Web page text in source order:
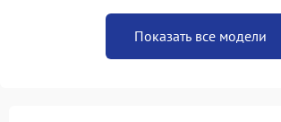
Показать все модели